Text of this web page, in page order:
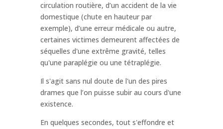
circulation routière, d’un accident de la vie
domestique (chute en hauteur par
exemple), d’une erreur médicale ou autre,
certaines victimes demeurent affectées de
séquelles d'une extrême gravité, telles
qu'une paraplégie ou une tétraplégie.
Il s'agit sans nul doute de l'un des pires
drames que l’on puisse subir au cours d'une
existence.
En quelques secondes, tout s'effondre et